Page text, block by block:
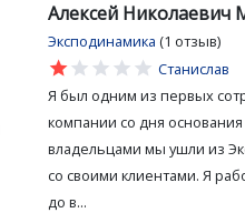
Алексей Николаевич
Эксподинамика (1 отзыв)
star
star
star
star
star
Станислав
Я был одним из первых
компании со дня основания
владельцами мы ушли из
со своими клиентами. Я
до в...